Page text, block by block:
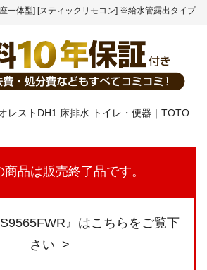
一体型] [スティックリモコン] ※給水管露出タイプ
商品は販売終了品です。
』はこちらをご覧下
さい